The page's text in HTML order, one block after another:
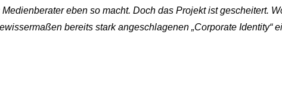
eben so macht. Doch das Projekt ist gescheitert.
bereits stark angeschlagenen „Corporate Identity“